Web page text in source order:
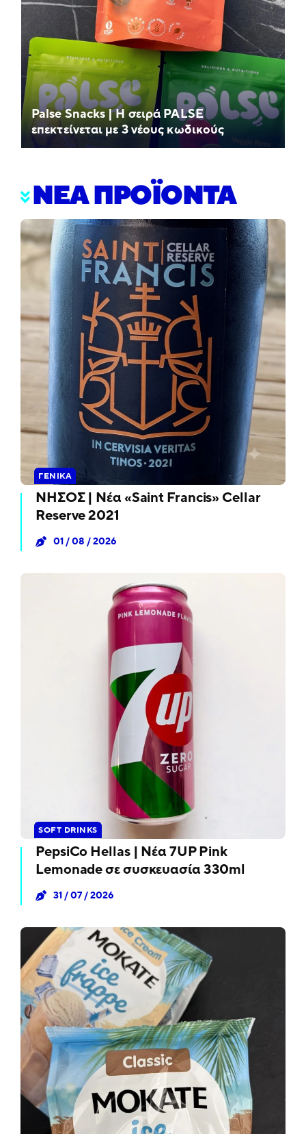
Palse Snacks | Η σειρά PALSE
επεκτείνεται με 3 νέους κωδικούς
ΝΕΑ ΠΡΟΪΟΝΤΑ
ΓΕΝΙΚΆ
ΝΗΣΟΣ | Νέα «Saint Francis» Cellar
Reserve 2021
01 / 08 / 2026
SOFT DRINKS
PepsiCo Hellas | Νέα 7UP Pink
Lemonade σε συσκευασία 330ml
31 / 07 / 2026